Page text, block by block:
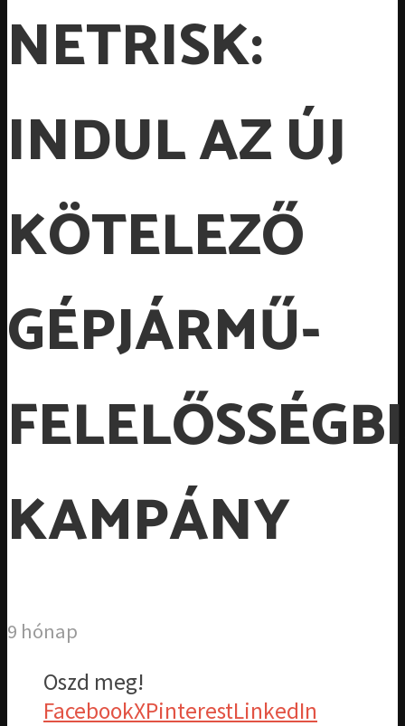
NETRISK:
INDUL AZ ÚJ
KÖTELEZŐ
GÉPJÁRMŰ-
KAMPÁNY
9 hónap
Oszd meg!
FacebookXPinterestLinkedIn